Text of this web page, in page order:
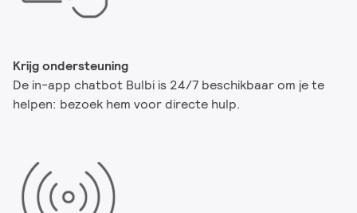
Krijg ondersteuning
De in-app chatbot Bulbi is 24/7 beschikbaar om je te
helpen: bezoek hem voor directe hulp.